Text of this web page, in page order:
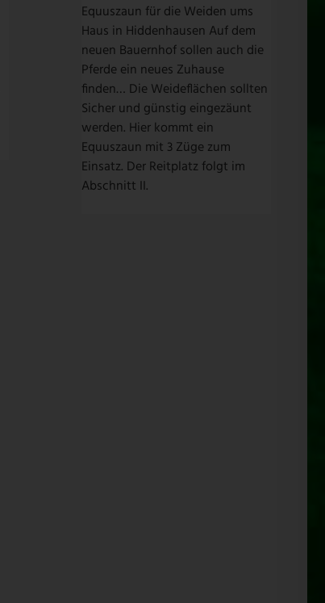
Equuszaun für die Weiden ums
Haus in Hiddenhausen Auf dem
neuen Bauernhof sollen auch die
Pferde ein neues Zuhause
finden… Die Weideflächen sollten
Sicher und günstig eingezäunt
werden. Hier kommt ein
Equuszaun mit 3 Züge zum
Einsatz. Der Reitplatz folgt im
Abschnitt II.